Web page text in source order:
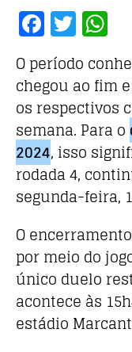
F
a
c
e
b
o
o
k
T
w
it
te
r
h
at
s
A
p
p
O período
chegou ao fim
os respectivos
semana. Para o
2024, isso
rodada 4,
segunda-feira,
O
por meio do
único duelo
acontece às
estádio